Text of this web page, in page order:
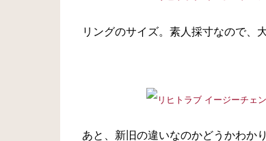
リングのサイズ。素人採寸なので、
あと、新旧の違いなのかどうかわか